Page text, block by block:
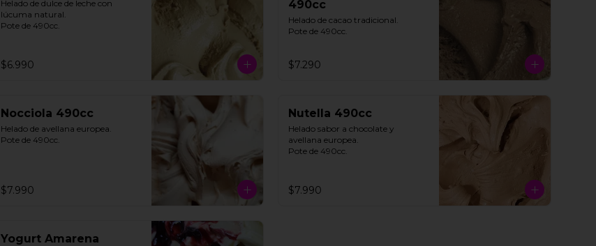
Helado de dulce de leche con
lúcuma natural.
Pote de 490cc.
$6.990
490cc
Helado de cacao tradicional.
Pote de 490cc.
$7.290
Nocciola 490cc
Helado de avellana europea.
Pote de 490cc.
$7.990
Nutella 490cc
Helado sabor a chocolate y
avellana europea.
Pote de 490cc.
$7.990
Yogurt Amarena